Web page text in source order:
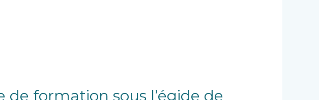
formation sous l’égide de